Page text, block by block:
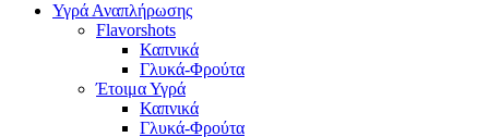
Υγρά Αναπλήρωσης
Flavorshots
Καπνικά
Γλυκά-Φρούτα
Έτοιμα Υγρά
Καπνικά
Γλυκά-Φρούτα